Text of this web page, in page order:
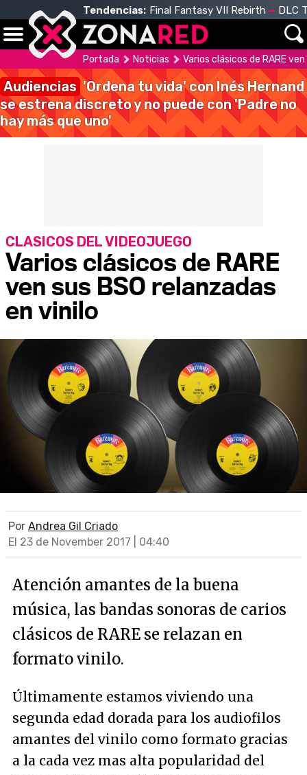
Tendencias: Final Fantasy VII Rebirth DLC
Portada Noticias Varios clásicos de RARE
Audiencias 'Ordena tu vida' con Inés Hernand
se estrena discreto y no puede con 'Padre no
hay más que uno'
Varios clásicos de RARE
ven sus BSO relanzadas
en vinilo
CLASICOS DEL VIDEOJUEGO
Por Andrea Gil Criado
El 23 de November 2017 | 04:40
Atención amantes de la buena
música, las bandas sonoras de carios
clásicos de RARE se relazan en
formato vinilo.
Últimamente estamos viviendo una
segunda edad dorada para los audiofilos
amantes del vinilo como formato gracias
a la cada vez mas alta popularidad del